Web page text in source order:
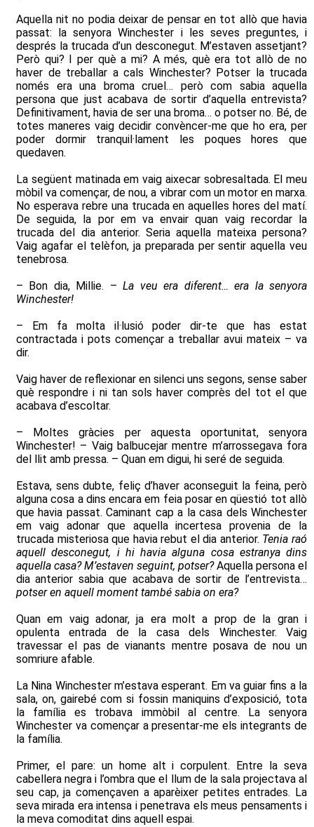
Aquella nit no podia deixar de pensar en tot allò que havia
passat: la senyora Winchester i les seves preguntes, i
després la trucada d’un desconegut. M’estaven assetjant?
Però qui? I per què a mi? A més, què era tot allò de no
haver de treballar a cals Winchester? Potser la trucada
només era una broma cruel… però com sabia aquella
persona que just acabava de sortir d’aquella entrevista?
Definitivament, havia de ser una broma… o potser no. Bé, de
totes maneres vaig decidir convèncer-me que ho era, per
poder dormir tranquil·lament les poques hores que
quedaven.
La següent matinada em vaig aixecar sobresaltada. El meu
mòbil va començar, de nou, a vibrar com un motor en marxa.
No esperava rebre una trucada en aquelles hores del matí.
De seguida, la por em va envair quan vaig recordar la
trucada del dia anterior. Seria aquella mateixa persona?
Vaig agafar el telèfon, ja preparada per sentir aquella veu
tenebrosa.
– Bon dia, Millie. –La veu era diferent… era la senyora
Winchester!
– Em fa molta il·lusió poder dir-te que has estat
contractada i pots començar a treballar avui mateix – va
dir.
Vaig haver de reflexionar en silenci uns segons, sense saber
què respondre i ni tan sols haver comprès del tot el que
acabava d’escoltar.
– Moltes gràcies per aquesta oportunitat, senyora
Winchester! – Vaig balbucejar mentre m’arrossegava fora
del llit amb pressa. – Quan em digui, hi seré de seguida.
Estava, sens dubte, feliç d’haver aconseguit la feina, però
alguna cosa a dins encara em feia posar en qüestió tot allò
que havia passat. Caminant cap a la casa dels Winchester
em vaig adonar que aquella incertesa provenia de la
trucada misteriosa que havia rebut el dia anterior. Tenia raó
aquell desconegut, i hi havia alguna cosa estranya dins
aquella casa? M’estaven seguint, potser?Aquella persona el
dia anterior sabia que acabava de sortir de l’entrevista…
potser en aquell moment també sabia on era?
Quan em vaig adonar, ja era molt a prop de la gran i
opulenta entrada de la casa dels Winchester. Vaig
travessar el pas de vianants mentre posava de nou un
somriure afable.
La Nina Winchester m’estava esperant. Em va guiar fins a la
sala, on, gairebé com si fossin maniquins d’exposició, tota
la família es trobava immòbil al centre. La senyora
Winchester va començar a presentar-me els integrants de
la família.
Primer, el pare: un home alt i corpulent. Entre la seva
cabellera negra i l’ombra que el llum de la sala projectava al
seu cap, ja començaven a aparèixer petites entrades. La
seva mirada era intensa i penetrava els meus pensaments i
la meva comoditat dins aquell espai.